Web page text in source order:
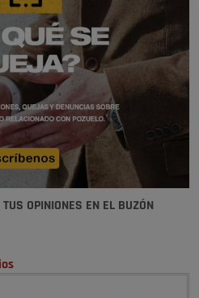
OPINIONES EN EL BUZÓN